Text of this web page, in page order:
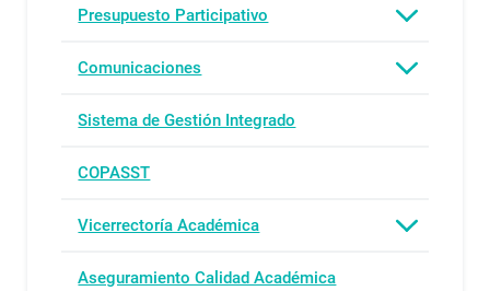
Presupuesto Participativo
Comunicaciones
Sistema de Gestión Integrado
COPASST
Vicerrectoría Académica
Aseguramiento Calidad Académica